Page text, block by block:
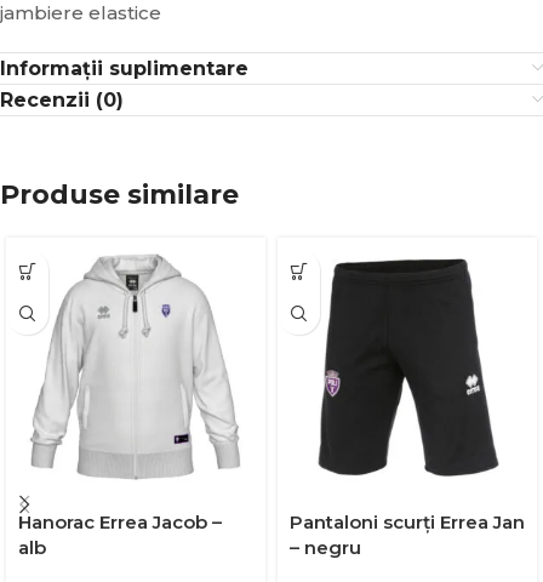
jambiere elastice
Informații suplimentare
Recenzii (0)
Produse similare
Hanorac Errea Jacob –
alb
Pantaloni scurți Errea Jan
– negru